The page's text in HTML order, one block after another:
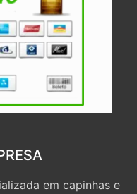
em capinhas e